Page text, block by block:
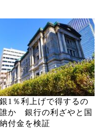
1％利上げで得するの
か 銀行の利ざやと国
付金を検証